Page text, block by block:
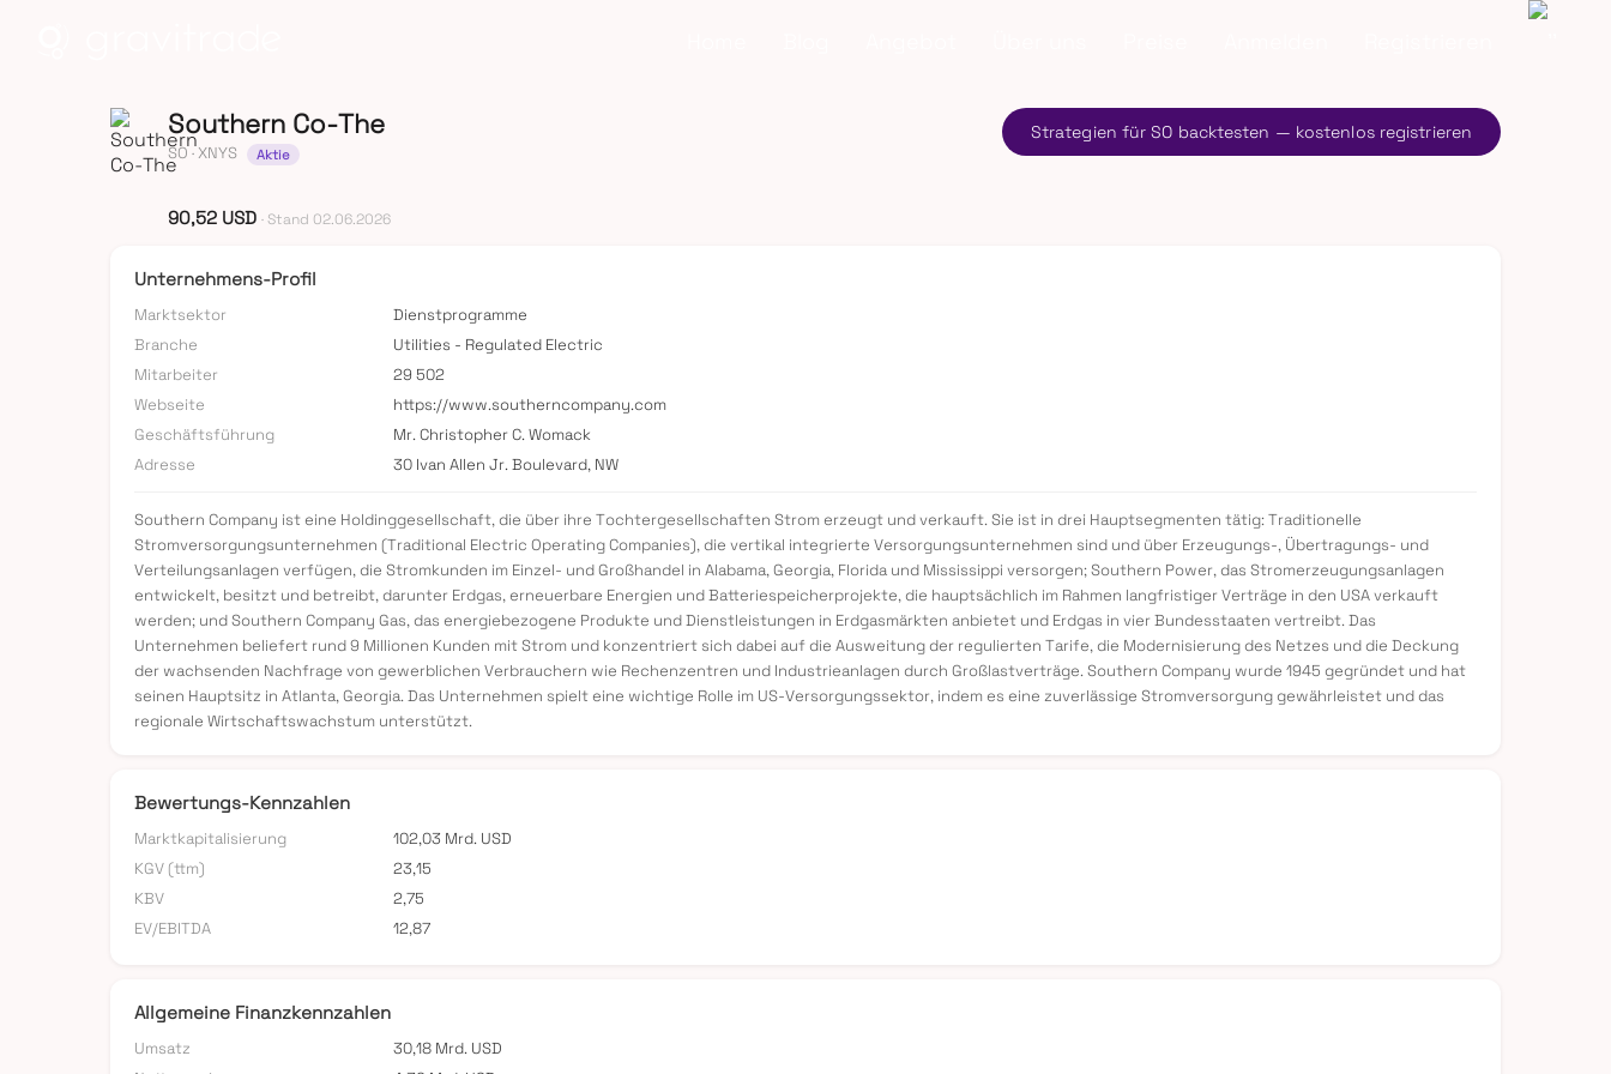
Southern Co-The
SO· XNYS Aktie
90,52 USD · Stand 02.06.2026
Strategien für SO backtesten — kostenlos registrieren
Unternehmens-Profil
Marktsektor
Dienstprogramme
Branche
Utilities - Regulated Electric
Mitarbeiter
29 502
Webseite
https://www.southerncompany.com
Geschäftsführung
Mr. Christopher C. Womack
Adresse
30 Ivan Allen Jr. Boulevard, NW
Southern Company ist eine Holdinggesellschaft, die über ihre Tochtergesellschaften Strom erzeugt und verkauft. Sie ist in drei Hauptsegmenten tätig: Traditionelle
Stromversorgungsunternehmen (Traditional Electric Operating Companies), die vertikal integrierte Versorgungsunternehmen sind und über Erzeugungs-, Übertragungs- und
Verteilungsanlagen verfügen, die Stromkunden im Einzel- und Großhandel in Alabama, Georgia, Florida und Mississippi versorgen; Southern Power, das Stromerzeugungsanlagen
entwickelt, besitzt und betreibt, darunter Erdgas, erneuerbare Energien und Batteriespeicherprojekte, die hauptsächlich im Rahmen langfristiger Verträge in den USA verkauft
werden; und Southern Company Gas, das energiebezogene Produkte und Dienstleistungen in Erdgasmärkten anbietet und Erdgas in vier Bundesstaaten vertreibt. Das
Unternehmen beliefert rund 9 Millionen Kunden mit Strom und konzentriert sich dabei auf die Ausweitung der regulierten Tarife, die Modernisierung des Netzes und die Deckung
der wachsenden Nachfrage von gewerblichen Verbrauchern wie Rechenzentren und Industrieanlagen durch Großlastverträge. Southern Company wurde 1945 gegründet und hat
seinen Hauptsitz in Atlanta, Georgia. Das Unternehmen spielt eine wichtige Rolle im US-Versorgungssektor, indem es eine zuverlässige Stromversorgung gewährleistet und das
regionale Wirtschaftswachstum unterstützt.
Bewertungs-Kennzahlen
Marktkapitalisierung
102,03 Mrd. USD
KGV (ttm)
23,15
KBV
2,75
EV/EBITDA
12,87
Allgemeine Finanzkennzahlen
Umsatz
30,18 Mrd. USD